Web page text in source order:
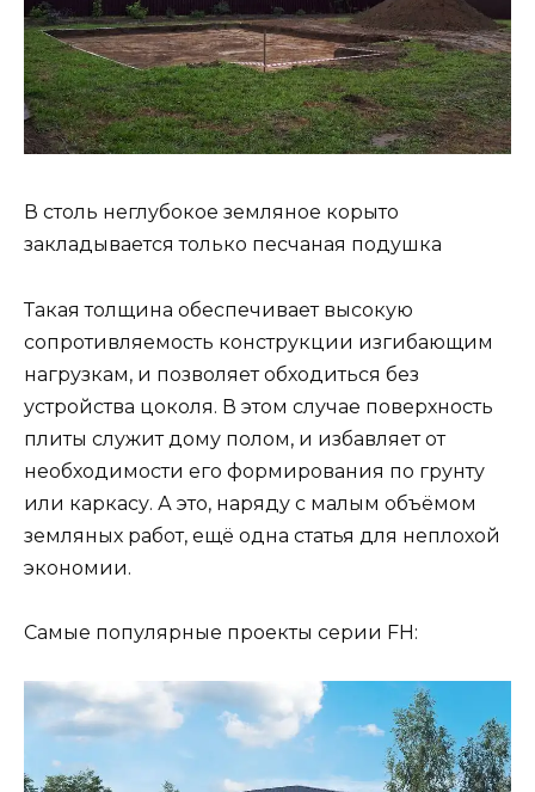
В столь неглубокое земляное корыто
закладывается только песчаная подушка
Такая толщина обеспечивает высокую
сопротивляемость конструкции изгибающим
нагрузкам, и позволяет обходиться без
устройства цоколя. В этом случае поверхность
плиты служит дому полом, и избавляет от
необходимости его формирования по грунту
или каркасу. А это, наряду с малым объёмом
земляных работ, ещё одна статья для неплохой
экономии.
Самые популярные проекты серии FH: